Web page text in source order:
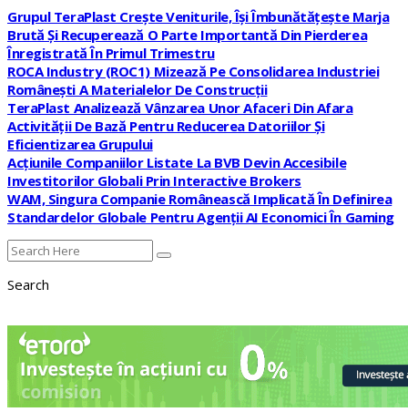
Grupul TeraPlast Crește Veniturile, Își Îmbunătățește Marja
Brută Și Recuperează O Parte Importantă Din Pierderea
Înregistrată În Primul Trimestru
ROCA Industry (ROC1) Mizează Pe Consolidarea Industriei
Românești A Materialelor De Construcții
TeraPlast Analizează Vânzarea Unor Afaceri Din Afara
Activității De Bază Pentru Reducerea Datoriilor Și
Eficientizarea Grupului
Acțiunile Companiilor Listate La BVB Devin Accesibile
Investitorilor Globali Prin Interactive Brokers
WAM, Singura Companie Românească Implicată În Definirea
Standardelor Globale Pentru Agenții AI Economici În Gaming
Search